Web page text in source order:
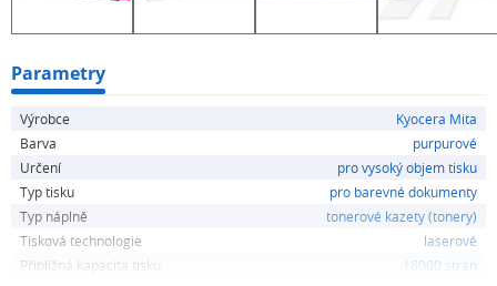
Parametry
Výrobce
Kyocera Mita
Barva
purpurové
Určení
pro vysoký objem tisku
Typ tisku
pro barevné dokumenty
Typ náplně
tonerové kazety (tonery)
Tisková technologie
laserové
Přibližná kapacita tisku
18000 stran